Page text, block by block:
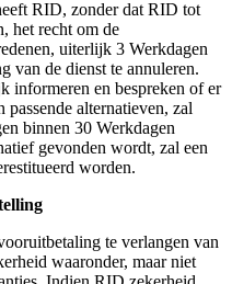
RID, zonder dat RID tot
het recht om de
uiterlijk 3 Werkdagen
van de dienst te annuleren.
informeren en bespreken of er
alternatieven, zal
binnen 30 Werkdagen
gevonden wordt, zal een
worden.
te verlangen van
waaronder, maar niet